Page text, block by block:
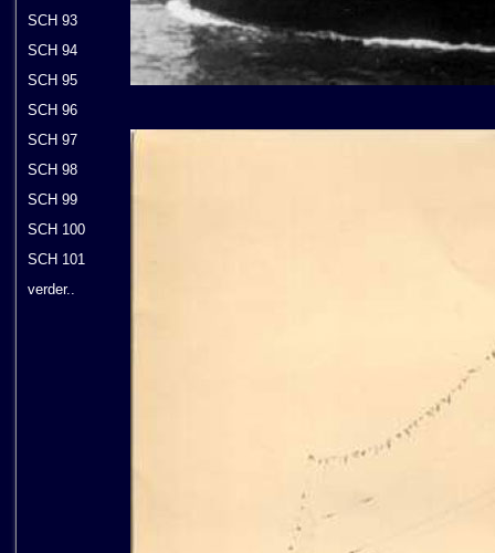
SCH 93
SCH 94
SCH 95
SCH 96
SCH 97
SCH 98
SCH 99
SCH 100
SCH 101
verder..